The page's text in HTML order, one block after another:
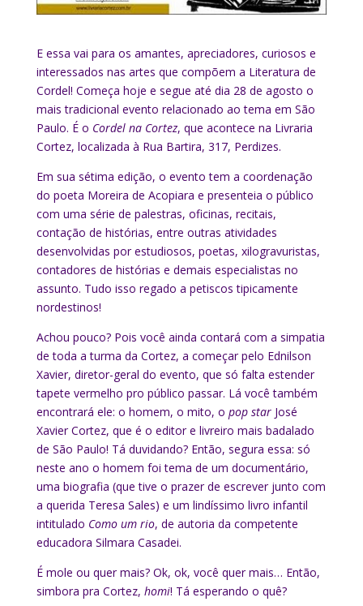
E essa vai para os amantes, apreciadores, curiosos e
interessados nas artes que compõem a Literatura de
Cordel! Começa hoje e segue até dia 28 de agosto o
mais tradicional evento relacionado ao tema em São
Paulo. É o Cordel na Cortez, que acontece na Livraria
Cortez, localizada à Rua Bartira, 317, Perdizes.
Em sua sétima edição, o evento tem a coordenação
do poeta Moreira de Acopiara e presenteia o público
com uma série de palestras, oficinas, recitais,
contação de histórias, entre outras atividades
desenvolvidas por estudiosos, poetas, xilogravuristas,
contadores de histórias e demais especialistas no
assunto. Tudo isso regado a petiscos tipicamente
nordestinos!
Achou pouco? Pois você ainda contará com a simpatia
de toda a turma da Cortez, a começar pelo Ednilson
Xavier, diretor-geral do evento, que só falta estender
tapete vermelho pro público passar. Lá você também
encontrará ele: o homem, o mito, o pop starJosé
Xavier Cortez, que é o editor e livreiro mais badalado
de São Paulo! Tá duvidando? Então, segura essa: só
neste ano o homem foi tema de um documentário,
uma biografia (que tive o prazer de escrever junto com
a querida Teresa Sales) e um lindíssimo livro infantil
intitulado Como um rio, de autoria da competente
educadora Silmara Casadei.
É mole ou quer mais? Ok, ok, você quer mais… Então,
simbora pra Cortez, homi! Tá esperando o quê?